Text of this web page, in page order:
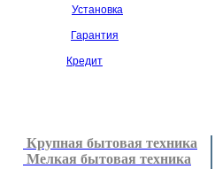
Установка
Гарантия
Кредит
Крупная бытовая техника
Мелкая бытовая техника